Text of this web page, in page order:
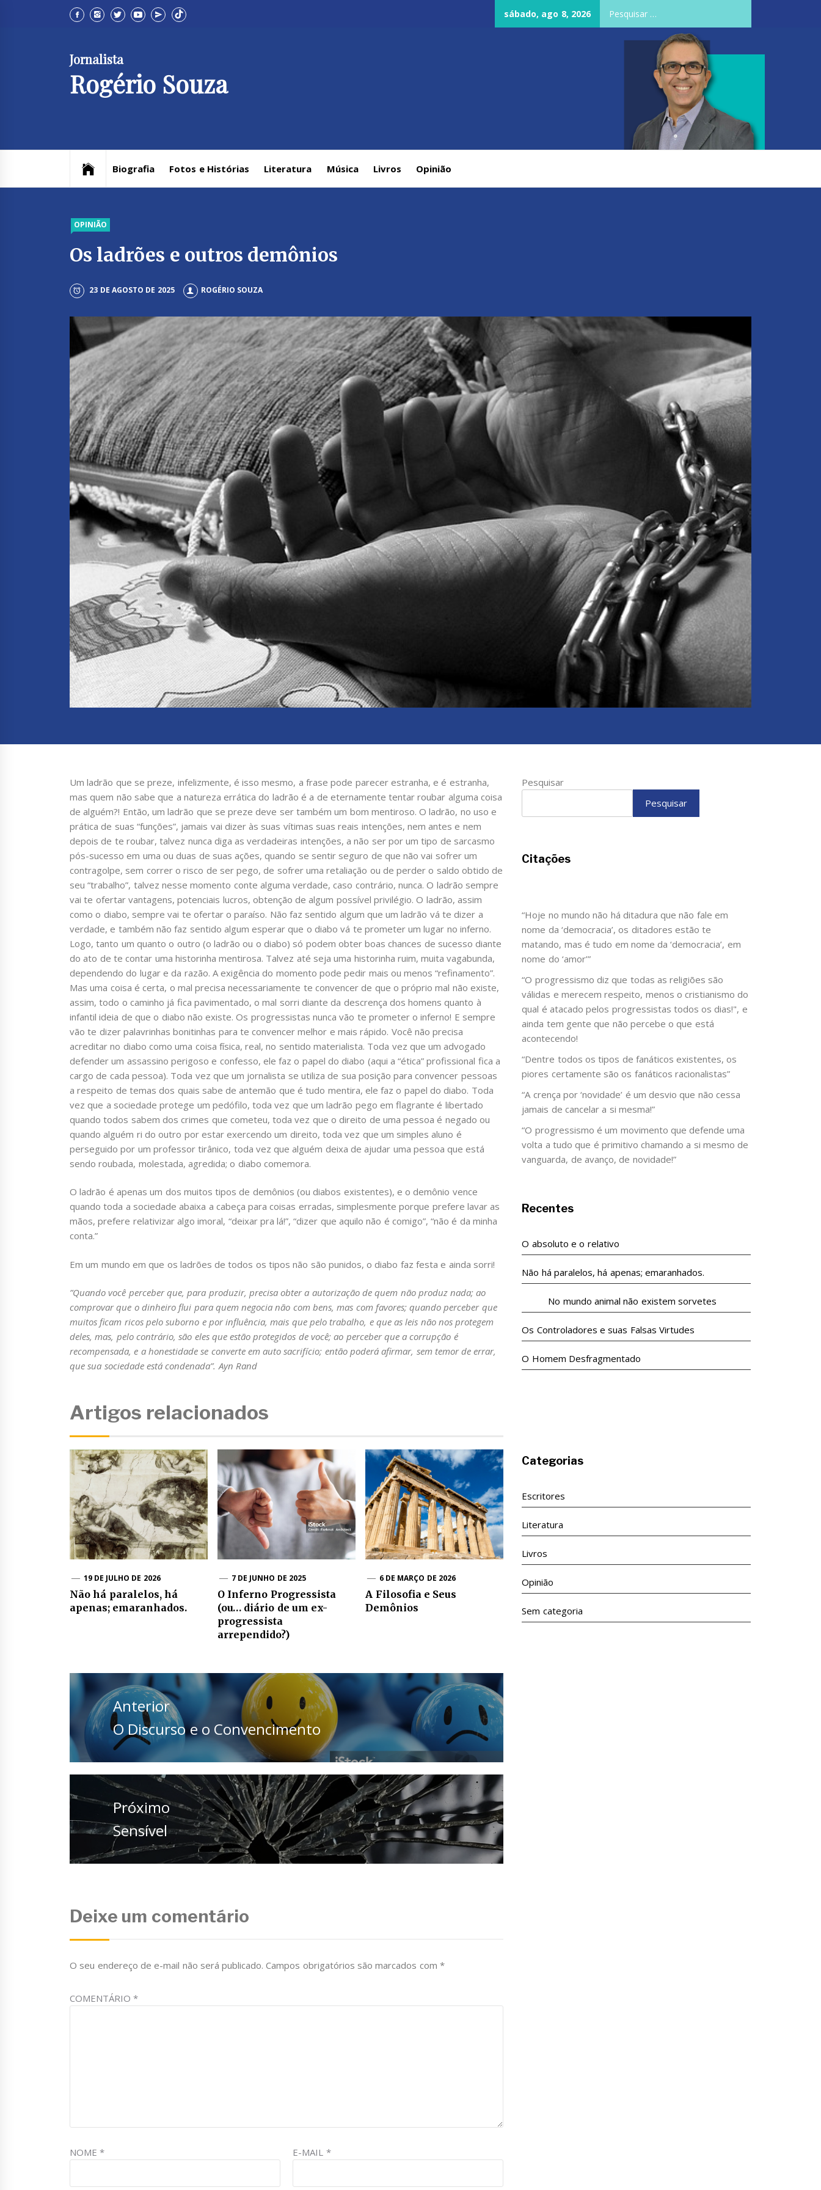
sábado, ago 8, 2026
Jornalista
Rogério Souza
Biografia Fotos e Histórias Literatura Música Livros Opinião
OPINIÃO
Os ladrões e outros demônios
23 DE AGOSTO DE 2025 ROGÉRIO SOUZA
Um ladrão que se preze, infelizmente, é isso mesmo, a frase pode parecer estranha, e é estranha,
mas quem não sabe que a natureza errática do ladrão é a de eternamente tentar roubar alguma coisa
de alguém?! Então, um ladrão que se preze deve ser também um bom mentiroso. O ladrão, no uso e
prática de suas “funções”, jamais vai dizer às suas vítimas suas reais intenções, nem antes e nem
depois de te roubar, talvez nunca diga as verdadeiras intenções, a não ser por um tipo de sarcasmo
pós-sucesso em uma ou duas de suas ações, quando se sentir seguro de que não vai sofrer um
contragolpe, sem correr o risco de ser pego, de sofrer uma retaliação ou de perder o saldo obtido de
seu “trabalho”, talvez nesse momento conte alguma verdade, caso contrário, nunca. O ladrão sempre
vai te ofertar vantagens, potenciais lucros, obtenção de algum possível privilégio. O ladrão, assim
como o diabo, sempre vai te ofertar o paraíso. Não faz sentido algum que um ladrão vá te dizer a
verdade, e também não faz sentido algum esperar que o diabo vá te prometer um lugar no inferno.
Logo, tanto um quanto o outro (o ladrão ou o diabo) só podem obter boas chances de sucesso diante
do ato de te contar uma historinha mentirosa. Talvez até seja uma historinha ruim, muita vagabunda,
dependendo do lugar e da razão. A exigência do momento pode pedir mais ou menos “refinamento”.
Mas uma coisa é certa, o mal precisa necessariamente te convencer de que o próprio mal não existe,
assim, todo o caminho já fica pavimentado, o mal sorri diante da descrença dos homens quanto à
infantil ideia de que o diabo não existe. Os progressistas nunca vão te prometer o inferno! E sempre
vão te dizer palavrinhas bonitinhas para te convencer melhor e mais rápido. Você não precisa
acreditar no diabo como uma coisa física, real, no sentido materialista. Toda vez que um advogado
defender um assassino perigoso e confesso, ele faz o papel do diabo (aqui a “ética” profissional fica a
cargo de cada pessoa). Toda vez que um jornalista se utiliza de sua posição para convencer pessoas
a respeito de temas dos quais sabe de antemão que é tudo mentira, ele faz o papel do diabo. Toda
vez que a sociedade protege um pedófilo, toda vez que um ladrão pego em flagrante é libertado
quando todos sabem dos crimes que cometeu, toda vez que o direito de uma pessoa é negado ou
quando alguém ri do outro por estar exercendo um direito, toda vez que um simples aluno é
perseguido por um professor tirânico, toda vez que alguém deixa de ajudar uma pessoa que está
sendo roubada, molestada, agredida; o diabo comemora.
O ladrão é apenas um dos muitos tipos de demônios (ou diabos existentes), e o demônio vence
quando toda a sociedade abaixa a cabeça para coisas erradas, simplesmente porque prefere lavar as
mãos, prefere relativizar algo imoral, “deixar pra lá!”, “dizer que aquilo não é comigo”, “não é da minha
conta.”
Em um mundo em que os ladrões de todos os tipos não são punidos, o diabo faz festa e ainda sorri!
”Quando você perceber que, para produzir, precisa obter a autorização de quem não produz nada; ao
comprovar que o dinheiro flui para quem negocia não com bens, mas com favores; quando perceber que
muitos ficam ricos pelo suborno e por influência, mais que pelo trabalho, e que as leis não nos protegem
deles, mas, pelo contrário, são eles que estão protegidos de você; ao perceber que a corrupção é
recompensada, e a honestidade se converte em auto sacrifício; então poderá afirmar, sem temor de errar,
que sua sociedade está condenada”. Ayn Rand
Artigos relacionados
19 DE JULHO DE 2026
Não há paralelos, há
apenas; emaranhados.
7 DE JUNHO DE 2025
O Inferno Progressista
(ou… diário de um ex-
progressista
arrependido?)
6 DE MARÇO DE 2026
A Filosofia e Seus
Demônios
Navegação
de
Post
Anterior
Anterior
O Discurso e o Convencimento
Próximo
Próximo
Sensível
Deixe um comentário
O seu endereço de e-mail não será publicado. Campos obrigatórios são marcados com *
COMENTÁRIO*
NOME* E-MAIL *
Pesquisar
Pesquisar
Citações
“Hoje no mundo não há ditadura que não fale em
nome da ‘democracia’, os ditadores estão te
matando, mas é tudo em nome da ‘democracia’, em
nome do ‘amor’”
“O progressismo diz que todas as religiões são
válidas e merecem respeito, menos o cristianismo do
qual é atacado pelos progressistas todos os dias!", e
ainda tem gente que não percebe o que está
acontecendo!
“Dentre todos os tipos de fanáticos existentes, os
piores certamente são os fanáticos racionalistas”
“A crença por ‘novidade’ é um desvio que não cessa
jamais de cancelar a si mesma!”
“O progressismo é um movimento que defende uma
volta a tudo que é primitivo chamando a si mesmo de
vanguarda, de avanço, de novidade!”
Recentes
O absoluto e o relativo
Não há paralelos, há apenas; emaranhados.
No mundo animal não existem sorvetes
Os Controladores e suas Falsas Virtudes
O Homem Desfragmentado
Categorias
Escritores
Literatura
Livros
Opinião
Sem categoria